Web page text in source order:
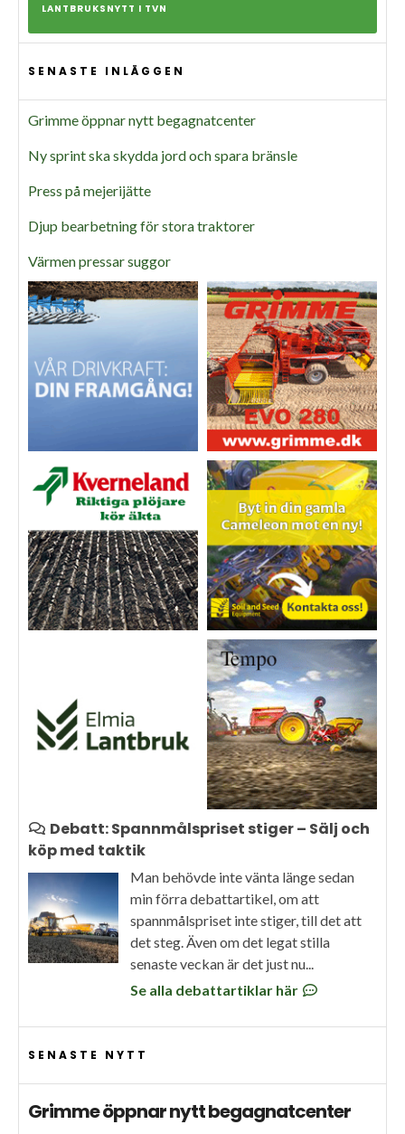
LANTBRUKSNYTT I TVN
SENASTE INLÄGGEN
Grimme öppnar nytt begagnatcenter
Ny sprint ska skydda jord och spara bränsle
Press på mejerijätte
Djup bearbetning för stora traktorer
Värmen pressar suggor
Debatt: Spannmålspriset stiger – Sälj och
köp med taktik
Man behövde inte vänta länge sedan
min förra debattartikel, om att
spannmålspriset inte stiger, till det att
det steg. Även om det legat stilla
senaste veckan är det just nu...
Se alla debattartiklar här
SENASTE NYTT
Grimme öppnar nytt begagnatcenter